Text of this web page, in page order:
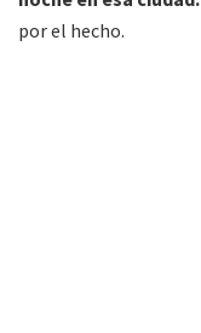
por el hecho.